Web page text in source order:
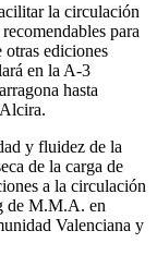
la circulación
para
ediciones
en la A-3
hasta
y fluidez de la
de la carga de
a la circulación
de M.M.A. en
Valenciana y